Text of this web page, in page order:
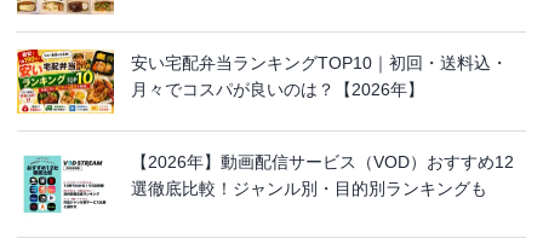
安い宅配弁当ランキングTOP10｜初回・送料込・
月々でコスパが良いのは？【2026年】
【2026年】動画配信サービス（VOD）おすすめ12
選徹底比較！ジャンル別・目的別ランキングも